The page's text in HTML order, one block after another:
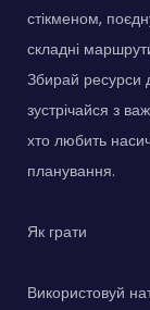
стікменом,
складні
Збирай ресурси
зустрічайся з
хто любить
планування.
Як грати
Використовуй